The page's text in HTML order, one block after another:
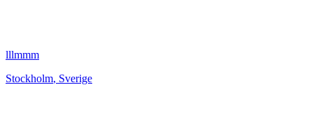
lllmmm
Stockholm, Sverige